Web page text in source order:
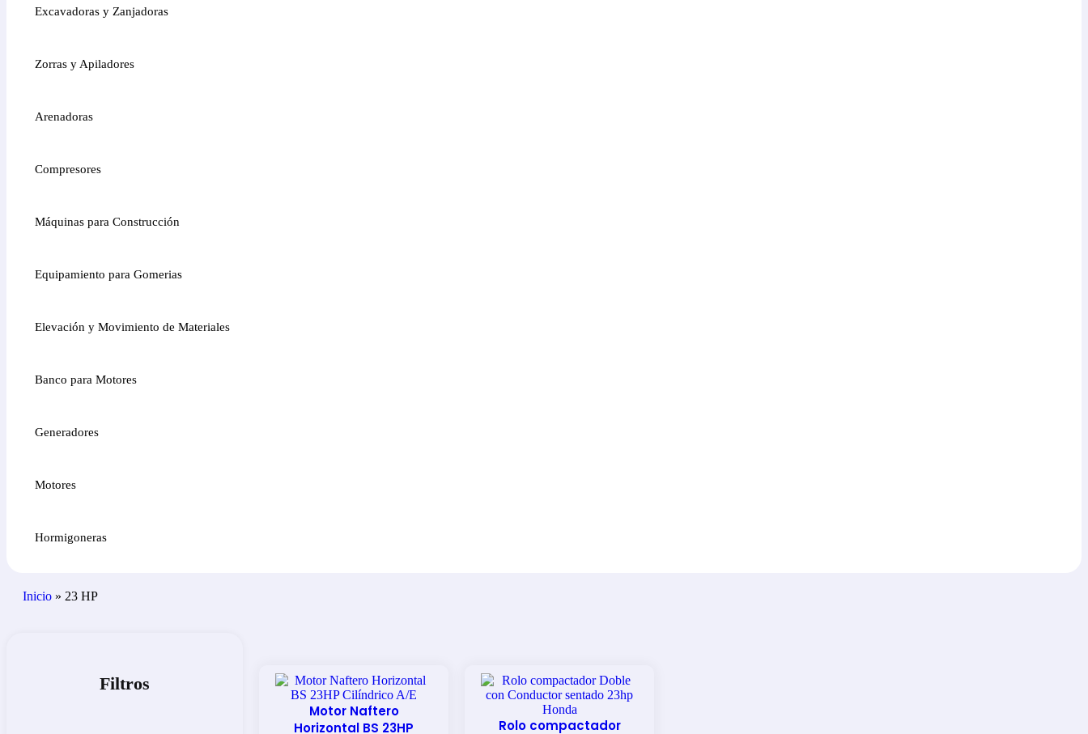
Excavadoras y Zanjadoras
Zorras y Apiladores
Arenadoras
Compresores
Máquinas para Construcción
Equipamiento para Gomerias
Elevación y Movimiento de Materiales
Banco para Motores
Generadores
Motores
Hormigoneras
Inicio » 23 HP
Filtros
Motor Naftero
Horizontal BS 23HP
Rolo compactador